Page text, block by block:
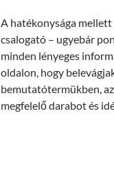
A hatékonysága mellett
csalogató – ugyebár
minden lényeges
oldalon, hogy
bemutatótermükben,
megfelelő darabot és